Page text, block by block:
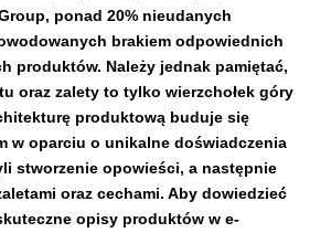
, ponad 20% nieudanych
brakiem odpowiednich
produktów. Należy jednak pamiętać,
oraz zalety to tylko wierzchołek góry
produktową buduje się
w oparciu o unikalne doświadczenia
stworzenie opowieści, a następnie
oraz cechami. Aby dowiedzieć
opisy produktów w e-